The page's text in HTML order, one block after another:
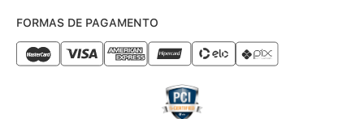
FORMAS DE PAGAMENTO